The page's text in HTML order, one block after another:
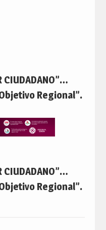
CIUDADANO”…
Regional”.
CIUDADANO”…
Regional”.